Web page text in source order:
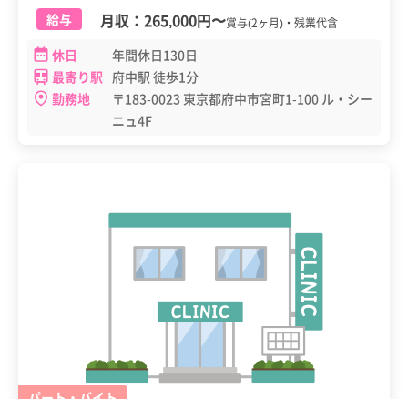
給与
月収： 265,000円〜賞与(2ヶ月)・残業代含
休日
年間休日130日
最寄り駅 府中駅 徒歩1分
勤務地
〒183-0023 東京都府中市宮町1-100 ル・シー
ニュ4F